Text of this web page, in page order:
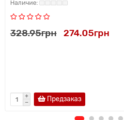
328.95грн 274.05грн
Предзаказ